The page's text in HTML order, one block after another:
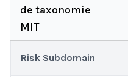
de taxonomie
MIT
Risk Subdomain